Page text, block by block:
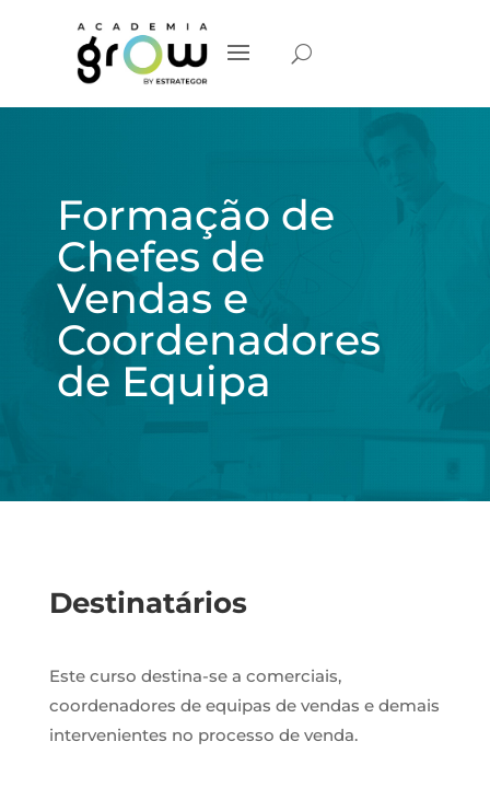
Formação de
Chefes de
Vendas e
Coordenadores
de Equipa
Destinatários
Este curso destina-se a comerciais,
coordenadores de equipas de vendas e demais
intervenientes no processo de venda.